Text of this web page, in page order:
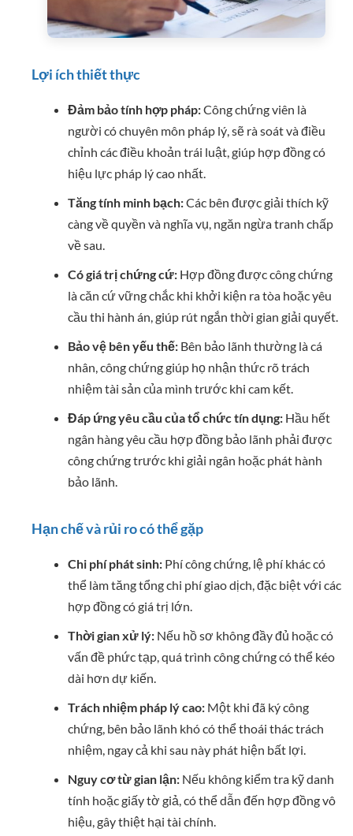
Lợi ích thiết thực
Đảm bảo tính hợp pháp:Công chứng viên là
người có chuyên môn pháp lý, sẽ rà soát và điều
chỉnh các điều khoản trái luật, giúp hợp đồng có
hiệu lực pháp lý cao nhất.
Tăng tính minh bạch:Các bên được giải thích kỹ
càng về quyền và nghĩa vụ, ngăn ngừa tranh chấp
về sau.
Có giá trị chứng cứ:Hợp đồng được công chứng
là căn cứ vững chắc khi khởi kiện ra tòa hoặc yêu
cầu thi hành án, giúp rút ngắn thời gian giải quyết.
Bảo vệ bên yếu thế:Bên bảo lãnh thường là cá
nhân, công chứng giúp họ nhận thức rõ trách
nhiệm tài sản của mình trước khi cam kết.
Đáp ứng yêu cầu của tổ chức tín dụng:Hầu hết
ngân hàng yêu cầu hợp đồng bảo lãnh phải được
công chứng trước khi giải ngân hoặc phát hành
bảo lãnh.
Hạn chế và rủi ro có thể gặp
Chi phí phát sinh:Phí công chứng, lệ phí khác có
thể làm tăng tổng chi phí giao dịch, đặc biệt với các
hợp đồng có giá trị lớn.
Thời gian xử lý:Nếu hồ sơ không đầy đủ hoặc có
vấn đề phức tạp, quá trình công chứng có thể kéo
dài hơn dự kiến.
Trách nhiệm pháp lý cao:Một khi đã ký công
chứng, bên bảo lãnh khó có thể thoái thác trách
nhiệm, ngay cả khi sau này phát hiện bất lợi.
Nguy cơ từ gian lận:Nếu không kiểm tra kỹ danh
tính hoặc giấy tờ giả, có thể dẫn đến hợp đồng vô
hiệu, gây thiệt hại tài chính.